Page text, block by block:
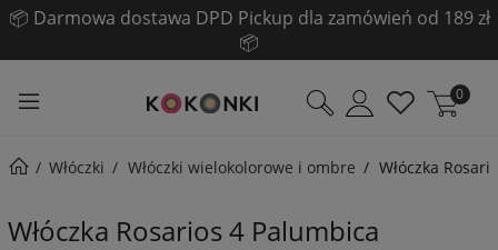
☀️ Pogłębiamy LETNIĄ WYPRZEDAŻ! ☀️ Sprawdź!
0
Włóczki Włóczki wielokolorowe i ombre Włóczka
Włóczka Rosarios 4 Palumbica